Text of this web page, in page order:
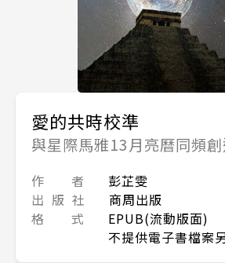
愛的共時校準
與星際馬雅13月亮曆同頻
作 者
彭芷雯
出 版 社
商周出版
格 式
EPUB(流動版面)
不提供電子書檔案